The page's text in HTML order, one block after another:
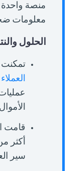
منصة واحدة
معلومات
الحلول
تمكنت
العملاء
قامت
سير